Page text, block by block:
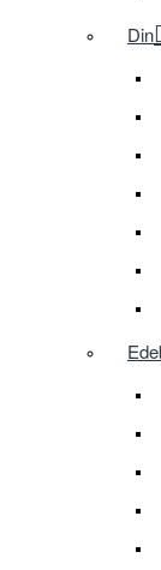
Din